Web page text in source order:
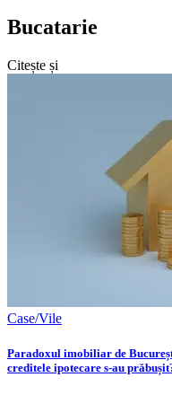
Bucatarie
Citește și
Case/Vile
Paradoxul imobiliar de
creditele ipotecare s-au